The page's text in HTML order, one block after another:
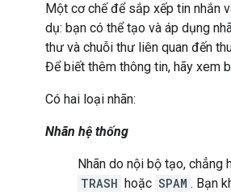
Một cơ chế để sắp xếp tin nhắn
dụ: bạn có thể tạo và áp dụng
thư và chuỗi thư liên quan đến
Để biết thêm thông tin, hãy xem
Có hai loại nhãn:
Nhãn hệ thống
Nhãn do nội bộ tạo, chẳng
TRASH hoặc SPAM . Bạn